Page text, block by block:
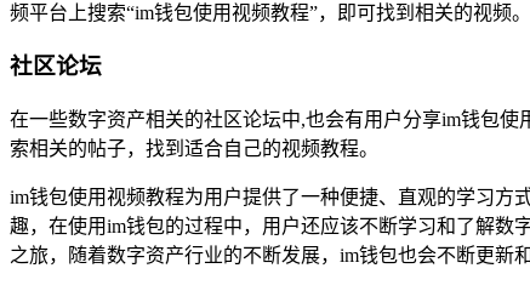
频平台上搜索“im钱包使用视频教程”，即可找到相关的视频。
社区论坛
在一些数字资产相关的社区论坛中,也会有用户分享im钱包
索相关的帖子，找到适合自己的视频教程。
im钱包使用视频教程为用户提供了一种便捷、直观的学习方
趣，在使用im钱包的过程中，用户还应该不断学习和了解
之旅，随着数字资产行业的不断发展，im钱包也会不断更新